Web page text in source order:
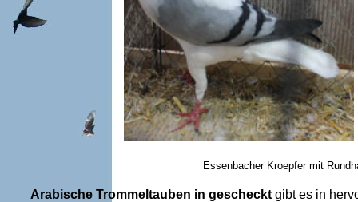
Essenbacher Kroepfer mit
Arabische Trommeltauben in gescheckt gibt es in